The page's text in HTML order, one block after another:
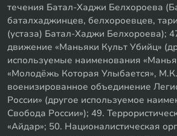
течения Батал-Хаджи Белхороева
баталхаджинцев, белхороевцев,
(устаза) Батал-Хаджи Белхороева);
движение «Маньяки Культ Убийц»
используемые наименования
«Молодёжь Которая Улыбается»,
военизированное объединение
России» (другое используемое
Свобода России»); 49.
«Айдар»; 50. Националистическая